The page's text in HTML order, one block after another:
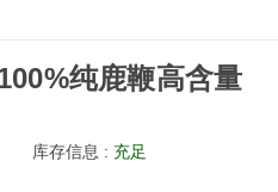
纯鹿鞭高含量
库存信息 : 充足